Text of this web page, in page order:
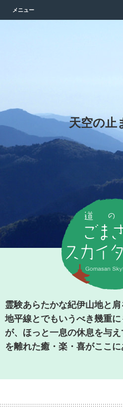
天空の止
霊験あらたかな紀伊山地と
地平線とでもいうべき幾重
が、ほっと一息の休息を与
を離れた癒・楽・喜がここに
メニュー